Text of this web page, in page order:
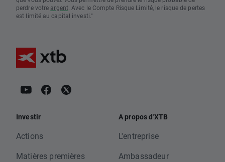
perdre votre argent. Avec le Compte Risque Limité, le risque de pertes
est limité au capital investi."
Investir
Actions
Matières premières
A propos d'XTB
L'entreprise
Ambassadeur